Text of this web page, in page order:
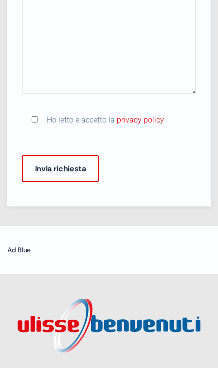
Ho letto e accetto la privacy policy
Ad Blue